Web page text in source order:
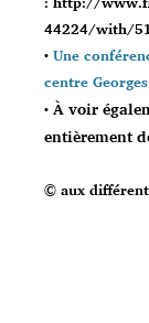
44224/with/
•Une
centre
•À voir
entièrement
© aux